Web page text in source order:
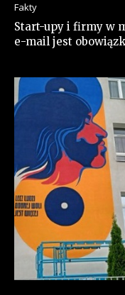
Fakty
Start-upy i firmy w
e-mail jest